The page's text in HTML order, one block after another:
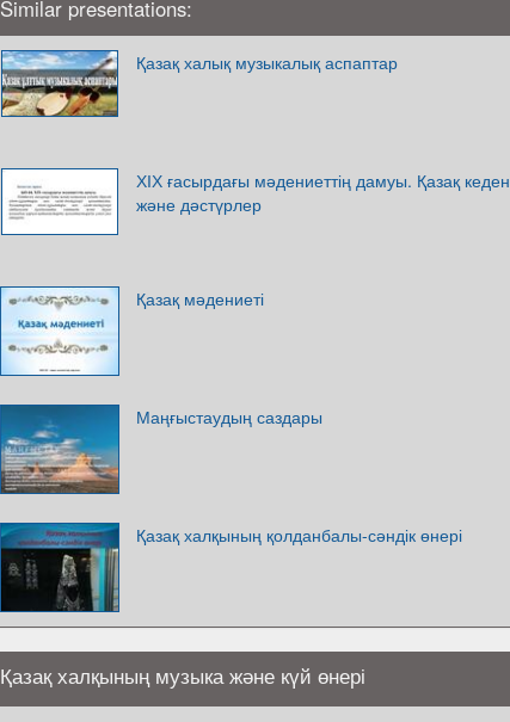
Similar presentations:
Қазақ халық музыкалық аспаптар
ХІХ ғасырдағы мәдениеттің дамуы. Қазақ кеден
және дәстүрлер
Қазақ мәдениеті
Маңғыстаудың саздары
Қазақ халқының қолданбалы-сәндік өнері
Қазақ халқының музыка және күй өнері